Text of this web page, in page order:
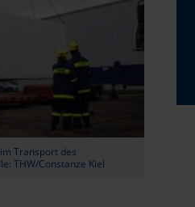
Transport des
THW/Constanze Kiel